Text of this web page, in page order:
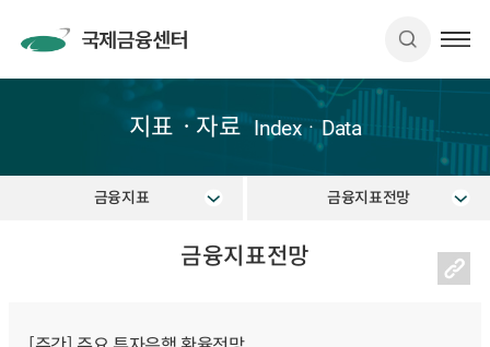
지표ㆍ자료 IndexㆍData
금융지표 금융지표전망
금융지표전망